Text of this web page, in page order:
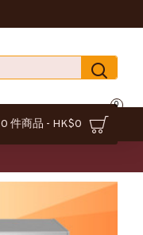
0 件商品 - HK$0
0